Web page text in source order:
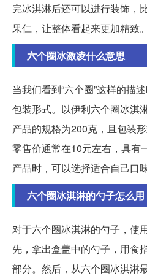
完冰淇淋后还可以进行装饰，
果仁，让整体看起来更加精致。
六个圈冰激凌什么意思
当我们看到“六个圈”这样的描
包装形式。以伊利六个圈冰淇
产品的规格为200克，且包装
零售价通常在10元左右，具有
产品时，可以选择适合自己口
六个圈冰淇淋的勺子怎么用
对于六个圈冰淇淋的勺子，使
先，拿出盒盖中的勺子，用食
部分。然后，从六个圈冰淇淋